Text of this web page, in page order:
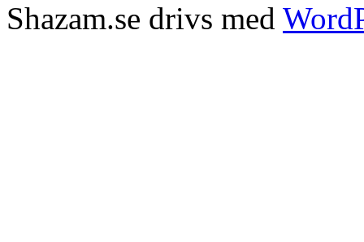
Shazam.se drivs med